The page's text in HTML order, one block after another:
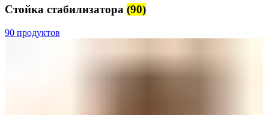
Стойка стабилизатора (90)
90 продуктов